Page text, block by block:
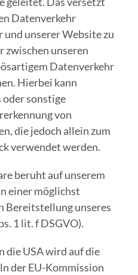
Datenverkehr
unserer Website zu
zwischen unseren
Datenverkehr
Hierbei kann
oder sonstige
von
die jedoch allein zum
verwendet werden.
beruht auf unserem
einer möglichst
Bereitstellung unseres
1 lit. f DSGVO).
die USA wird auf die
der EU-Kommission